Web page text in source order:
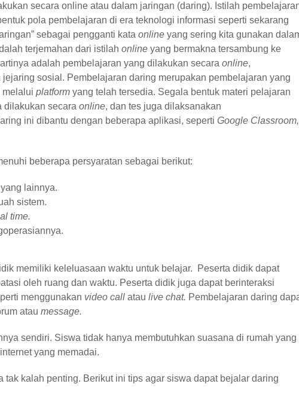
secara online atau dalam jaringan (daring). Istilah
pola pembelajaran di era teknologi informasi seperti sekarang
sebagai pengganti kata online yang sering kita gunakan
terjemahan dari istilah online yang bermakna tersambung ke
adalah pembelajaran yang dilakukan secara online,
sosial. Pembelajaran daring merupakan pembelajaran yang
melalui platform yang telah tersedia. Segala bentuk materi pelajaran
dilakukan secara online, dan tes juga dilaksanakan
ini dibantu dengan beberapa aplikasi, seperti Google Classroom,
beberapa persyaratan sebagai berikut:
lainnya.
sistem.
time.
memiliki keleluasaan waktu untuk belajar. Peserta didik dapat
oleh ruang dan waktu. Peserta didik juga dapat berinteraksi
menggunakan video call atau live chat. Pembelajaran daring
atau message.
sendiri. Siswa tidak hanya membutuhkan suasana di rumah yang
yang memadai.
tak kalah penting. Berikut ini tips agar siswa dapat bejalar daring